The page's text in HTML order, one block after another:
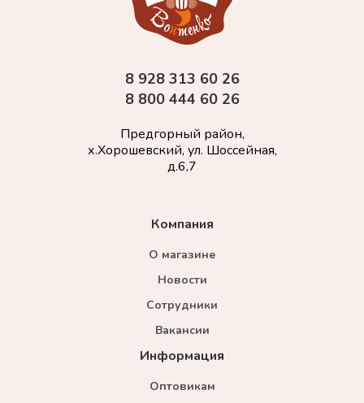
Компания
О магазине
Новости
Сотрудники
Вакансии
Информация
Оптовикам
8 928 313 60 26
8 800 444 60 26
Предгорный район,
х.Хорошевский, ул. Шоссейная,
д.6,7